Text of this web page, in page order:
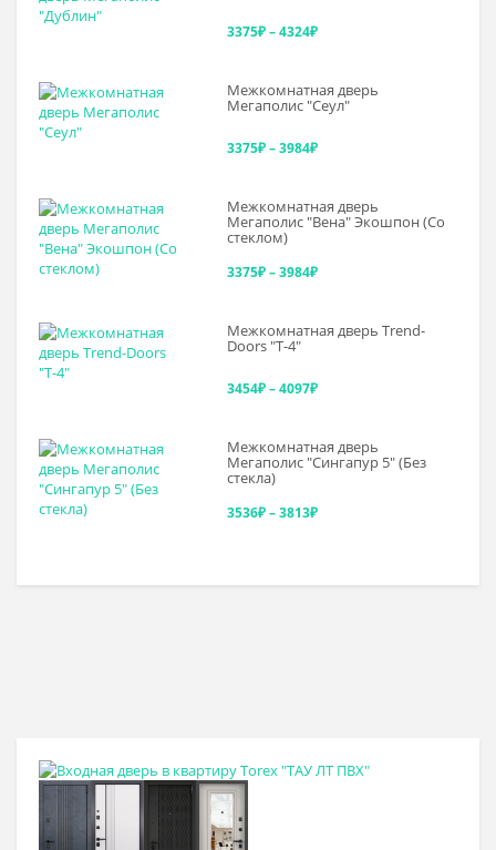
3375₽–4324₽Диапазон
3375₽
Межкомнатная дверь
Мегаполис "Сеул"
3375₽–3984₽Диапазон
3375₽
Межкомнатная дверь
Мегаполис "Вена" Экошпон (Со
стеклом)
3375₽–3984₽Диапазон
3375₽
Межкомнатная дверь Trend-
Doоrs "Т-4"
3454₽–4097₽Диапазон
3454₽
Межкомнатная дверь
Мегаполис "Сингапур 5" (Без
стекла)
3536₽–3813₽Диапазон